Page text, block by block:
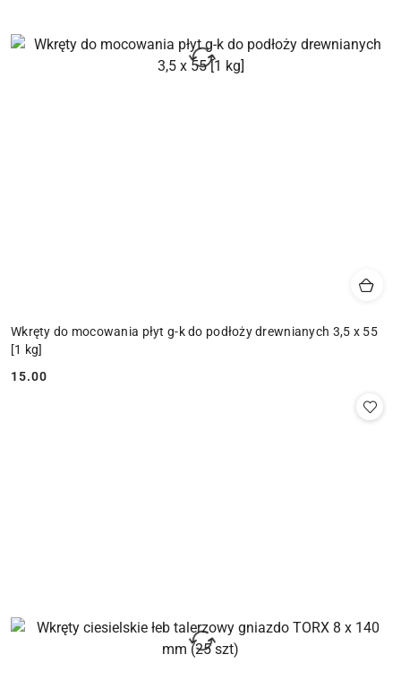
Wkręty do mocowania płyt g-k do podłoży drewnianych 3,5 x 55
[1 kg]
Cena:
15.00